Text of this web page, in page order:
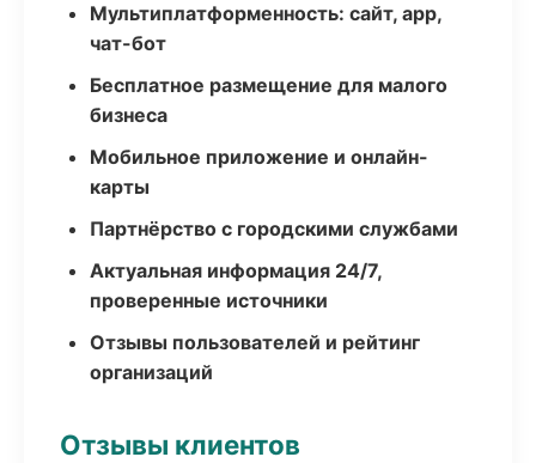
Мультиплатформенность: сайт, app,
чат-бот
Бесплатное размещение для малого
бизнеса
Мобильное приложение и онлайн-
карты
Партнёрство с городскими службами
Актуальная информация 24/7,
проверенные источники
Отзывы пользователей и рейтинг
организаций
Отзывы клиентов